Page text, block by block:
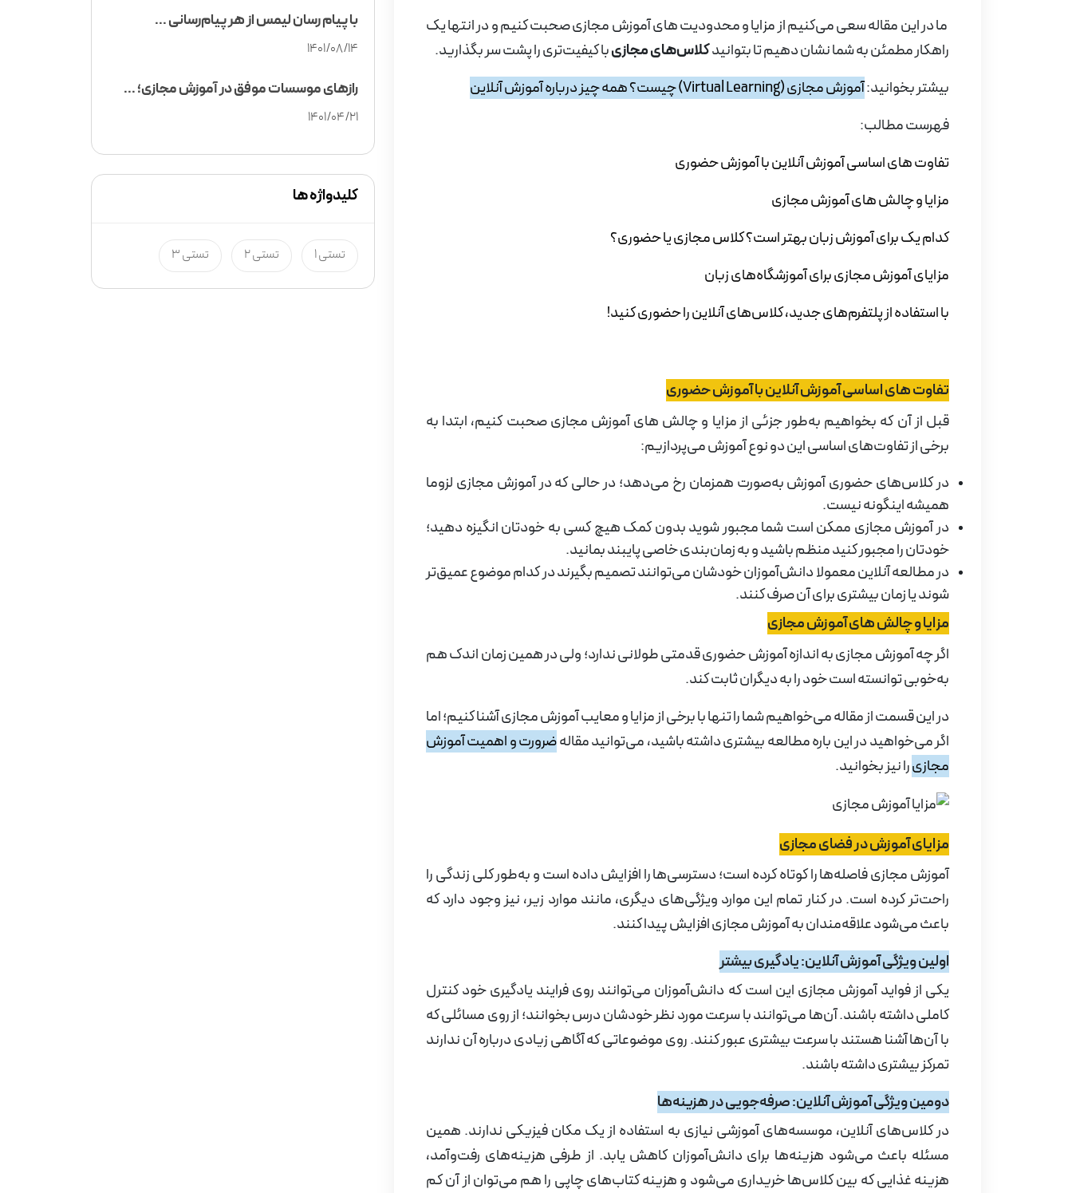
ما در این مقاله سعی می‌کنیم از مزایا و محدودیت های آموزش مجازی صحبت کنیم و در انتها یک
راهکار مطمئن به شما نشان دهیم تا بتوانیدکلاس‌های مجازیبا کیفیت‌تری را پشت سر بگذارید.
بیشتر بخوانید:آموزش مجازی (Virtual Learning) چیست؟ همه چیز درباره آموزش آنلاین
فهرست مطالب:
تفاوت های اساسی آموزش آنلاین با آموزش حضوری
مزایا و چالش های آموزش مجازی
کدام یک برای آموزش زبان بهتر است؟ کلاس مجازی یا حضوری؟
مزایای آموزش مجازی برای آموزشگاه‌های زبان
با استفاده از پلتفرم‌های جدید، کلاس‌های آنلاین را حضوری کنید!
تفاوت های اساسی آموزش آنلاین با آموزش حضوری
قبل از آن که بخواهیم به‌طور جزئی از مزایا و چالش های آموزش مجازی صحبت کنیم، ابتدا به
برخی از تفاوت‌های اساسی این دو نوع آموزش می‌پردازیم:
در کلاس‌های حضوری آموزش به‌صورت همزمان رخ می‌دهد؛ در حالی که در آموزش مجازی لزوما
همیشه اینگونه نیست.
در آموزش مجازی ممکن است شما مجبور شوید بدون کمک هیچ کسی به خودتان انگیزه دهید؛
خودتان را مجبور کنید منظم باشید و به زمان‌بندی خاصی پایبند بمانید.
در مطالعه آنلاین معمولا دانش‌آموزان خودشان ‌می‌توانند تصمیم بگیرند در کدام موضوع عمیق‌تر
شوند یا زمان بیشتری برای آن صرف کنند.
مزایا و چالش های آموزش مجازی
اگر چه آموزش مجازی به اندازه آموزش حضوری قدمتی طولانی ندارد؛ ولی در همین زمان اندک هم
به‌خوبی توانسته است خود را به دیگران ثابت کند.
در این قسمت از مقاله می‌خواهیم شما را تنها با برخی از مزایا و معایب آموزش مجازی آشنا کنیم؛ اما
اگر می‌خواهید در این باره مطالعه بیشتری داشته باشید، می‌توانید مقالهضرورت و اهمیت آموزش
مجازیرا نیز بخوانید.
مزایای آموزش در فضای مجازی
آموزش مجازی فاصله‌ها را کوتاه کرده است؛ دسترسی‌ها را افزایش داده است و به‌طور کلی زندگی را
راحت‌تر کرده است. در کنار تمام این موارد ویژگی‌های دیگری، مانند موارد زیر، نیز وجود دارد که
باعث می‌شود علاقه‌مندان به آموزش مجازی افزایش پیدا کنند.
اولین ویژگی آموزش آنلاین: یادگیری بیشتر
یکی از فواید آموزش مجازی این است که دانش‌آموزان می‌توانند روی فرایند یادگیری خود کنترل
کاملی داشته باشند. آن‌ها می‌توانند با سرعت مورد نظر خودشان درس بخوانند؛ از روی مسائلی که
با آن‌ها آشنا هستند با سرعت بیشتری عبور کنند. روی موضوعاتی که آگاهی زیادی درباره آن ندارند
تمرکز بیشتری داشته باشند.
دومین ویژگی آموزش آنلاین: صرفه‌جویی در هزینه‌ها
در کلاس‌های آنلاین، موسسه‌های آموزشی نیازی به استفاده از یک مکان فیزیکی ندارند. همین
مسئله باعث می‌شود هزینه‌ها برای دانش‌آموزان کاهش یابد. از طرفی هزینه‌های رفت‌وآمد،
هزینه غذایی که بین کلاس‌ها خریداری می‌شود و هزینه کتاب‌های چاپی را هم می‌توان از آن کم
با پیام رسان لیمس از هر پیام‌رسانی ...
1401/08/14
رازهای موسسات موفق در آموزش مجازی؛ ...
1401/04/21
کلیدواژه ها
تستی 1 تستی 2 تستی 3